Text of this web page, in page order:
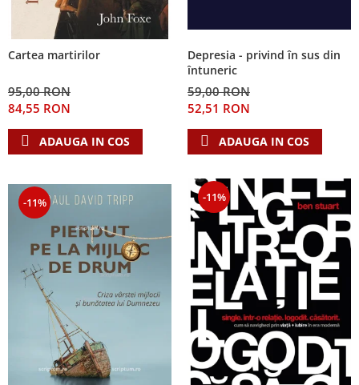
Cartea martirilor
95,00 RON
84,55 RON
ADAUGA IN COS
Depresia - privind în sus din
întuneric
59,00 RON
52,51 RON
ADAUGA IN COS
-11% -11%